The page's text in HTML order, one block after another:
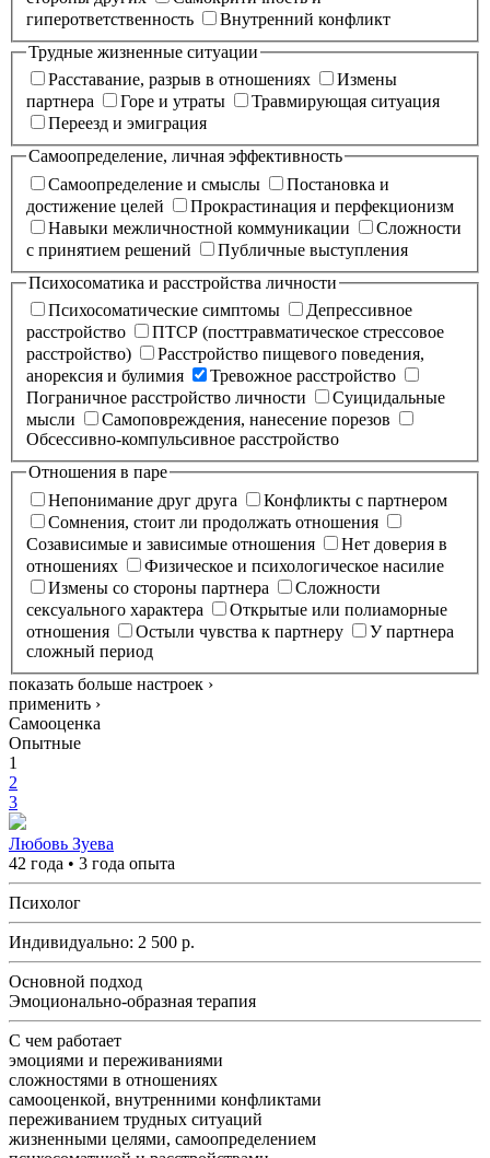
гиперответственность
Внутренний конфликт
Трудные жизненные ситуации
Расставание, разрыв в отношениях
Измены
партнера
Горе и утраты
Травмирующая ситуация
Переезд и эмиграция
Самоопределение, личная эффективность
Самоопределение и смыслы
Постановка и
достижение целей
Прокрастинация и перфекционизм
Навыки межличностной коммуникации
Сложности
с принятием решений
Публичные выступления
Психосоматика и расстройства личности
Психосоматические симптомы
Депрессивное
расстройство
ПТСР (посттравматическое стрессовое
расстройство)
Расстройство пищевого поведения,
анорексия и булимия
Тревожное расстройство
Пограничное расстройство личности
Суицидальные
мысли
Самоповреждения, нанесение порезов
Обсессивно-компульсивное расстройство
Отношения в паре
Непонимание друг друга
Конфликты с партнером
Сомнения, стоит ли продолжать отношения
Созависимые и зависимые отношения
Нет доверия в
отношениях
Физическое и психологическое насилие
Измены со стороны партнера
Сложности
сексуального характера
Открытые или полиаморные
отношения
Остыли чувства к партнеру
У партнера
сложный период
показать больше настроек ›
применить ›
Самооценка
Опытные
1
2
3
Любовь Зуева
42 года • 3 года опыта
Психолог
Индивидуально: 2 500 р.
Основной подход
Эмоционально-образная терапия
С чем работает
эмоциями и переживаниями
сложностями в отношениях
самооценкой, внутренними конфликтами
переживанием трудных ситуаций
жизненными целями, самоопределением